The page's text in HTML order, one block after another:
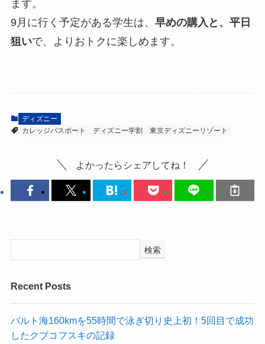
ます。
9月に行く予定がある学生は、 早めの購入と、平日
狙いで、よりおトクに楽しめます。
ディズニー
カレッジパスポート
ディズニー学割 東京ディズニーリゾート
よかったらシェアしてね！
検索
Recent Posts
バルト海160kmを55時間で泳ぎ切り史上初！5回目で成功
したクブコフスキの記録